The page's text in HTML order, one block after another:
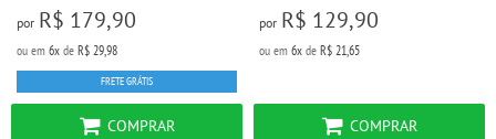
por R$ 179,90
ou em 6x de R$ 29,98
FRETE GRÁTIS
COMPRAR
por R$ 129,90
ou em 6x de R$ 21,65
COMPRAR